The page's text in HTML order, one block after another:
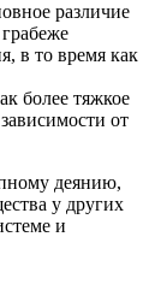
различие
в то время как
более тяжкое
от
деянию,
у других
и